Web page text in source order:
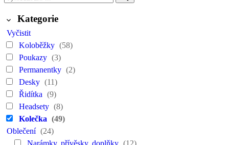
Kategorie
Vyčistit
Koloběžky (58)
Poukazy (3)
Permanentky (2)
Desky (11)
Řidítka (9)
Headsety (8)
Kolečka (49)
Oblečení (24)